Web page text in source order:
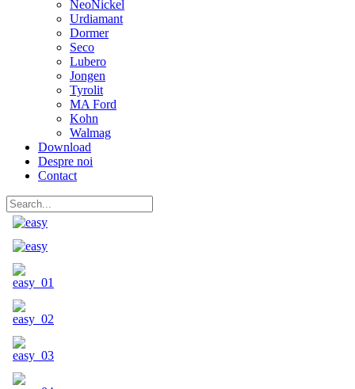
NeoNickel
Urdiamant
Dormer
Seco
Lubero
Jongen
Tyrolit
MA Ford
Kohn
Walmag
Download
Despre noi
Contact